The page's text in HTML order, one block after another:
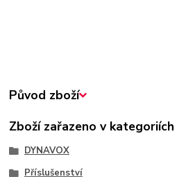
Původ zboží
Zboží zařazeno v kategoriích
DYNAVOX
Příslušenství